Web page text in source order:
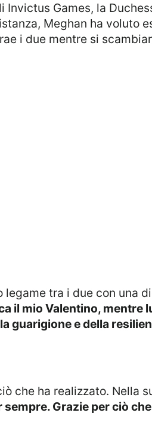
Games, la
Meghan ha voluto
i due mentre si
tra i due con una
il mio Valentino, mentre
guarigione e della
che ha realizzato. Nella
Grazie per ciò